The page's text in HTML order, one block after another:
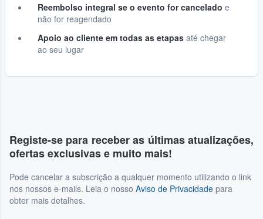
Reembolso integral se o evento for cancelado e
não for reagendado
Apoio ao cliente em todas as etapas até chegar
ao seu lugar
Registe-se para receber as últimas atualizações,
ofertas exclusivas e muito mais!
Pode cancelar a subscrição a qualquer momento utilizando o link
nos nossos e-mails. Leia o nosso Aviso de Privacidade para
obter mais detalhes.